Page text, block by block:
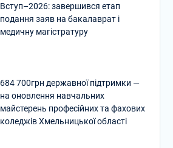
Вступ–2026: завершився етап
подання заяв на бакалаврат і
медичну магістратуру
684 700грн державної підтримки —
на оновлення навчальних
майстерень професійних та фахових
коледжів Хмельницької області